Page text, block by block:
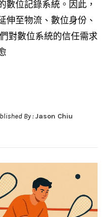
數位記錄系統。因此，
伸至物流、數位身份、
對數位系統的信任需求
By :Jason Chiu